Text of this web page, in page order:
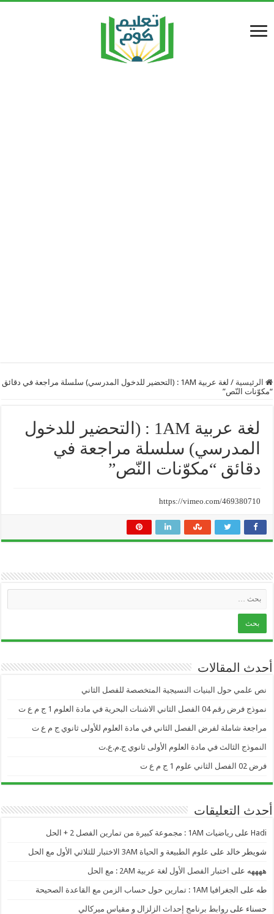
الرئيسية /
لغة عربية 1AM : (التحضير للدخول المدرسي) سلسلة مراجعة في دقائق
“مكوّنات النّص”
لغة عربية 1AM : (التحضير للدخول
المدرسي) سلسلة مراجعة في
دقائق “مكوّنات النّص”
https://vimeo.com/469380710
أحدث المقالات
نص علمي حول البنيات النسيجية المتخصصة للفصل الثاني
نموذج فرض رقم 04 الفصل الثاني الاشنات البحرية في مادة العلوم 1 ج م ع ت
مراجعة شاملة لفرض الفصل الثاني في مادة العلوم للأولى ثانوي ج م ع ت
النموذج الثالث في مادة العلوم الأولى ثانوي ج.م.ع.ت
فرض 02 الفصل الثاني علوم 1 ج م ع ت
أحدث التعليقات
Hadi علىرياضيات 1AM : مجموعة كبيرة من تمارين الفصل 2 + الحل
شويطر خالد على علوم الطبيعة و الحياة 3AM الاختبار للثلاثي الأول مع الحل
ههههه على اختبار الفصل الأول لغة عربية 2AM : مع الحل
طه على الجغرافيا 1AM : تمارين حول حساب الزمن مع القاعدة الصحيحة
حسناء علىروابط برنامج إحداث الزلزال و مقياس ميركالي